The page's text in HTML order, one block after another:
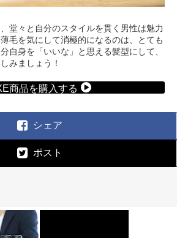
堂々と自分のスタイルを貫く男性は魅力
毛を気にして消極的になるのは、とても
自身を「いいな」と思える髪型にして、
みましょう！
商品を購入する
シェア
ポスト